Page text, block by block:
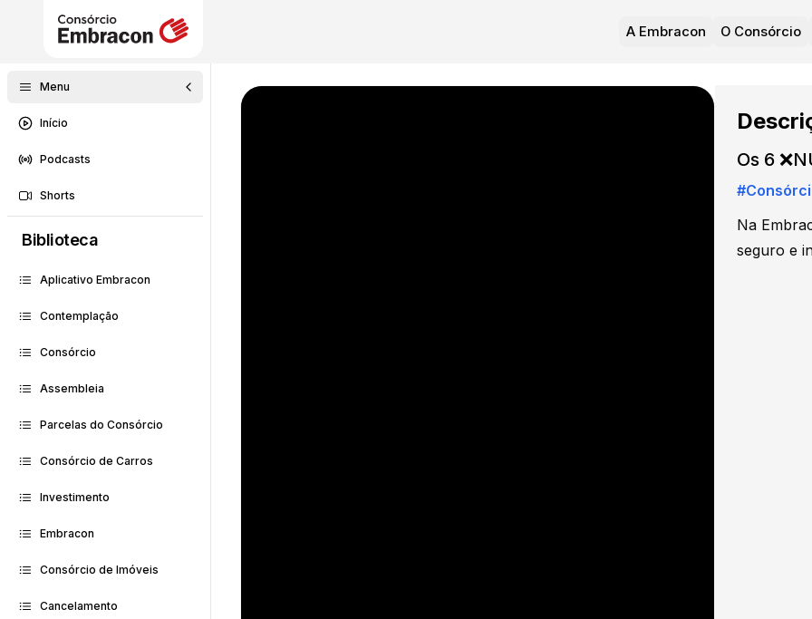
A Embracon O Consórcio
Menu
Início
Podcasts
Shorts
Biblioteca
Aplicativo Embracon
Contemplação
Consórcio
Assembleia
Parcelas do Consórcio
Consórcio de Carros
Investimento
Embracon
Consórcio de Imóveis
Cancelamento
Os 6
#
Na
seguro e